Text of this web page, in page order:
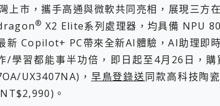
寶可夢飛人 AnyTo 不出門也可以飛遍全世界
超大容量 一次充5個設備 充好充滿 CUKTECH 酷
料救援就是這麼簡單 EaseUS Data Recovery
了 磁碟管理程式 EaseUS Partition Master 就是
1 VI 開箱! 相機實測! 長焦覆蓋更遠更清晰、2日
箱 評測~ 有深度的 Leica 影像旗艦手機! 加碼小
線藍牙耳機智慧降噪升級、音質明亮溫潤，並支援
配件包 來囉 完美保護 MSI Claw A1M-026TW 電
上市，攜手高通與微軟共同亮相，展現三方
® X2 Elite系列處理器，均具備 NPU
新 Copilot+ PC帶來全新AI體驗，AI助理即
/學習都能事半功倍，即日起至4月26日，
UX3407NA)， 早鳥登錄送同款高科技陶
。